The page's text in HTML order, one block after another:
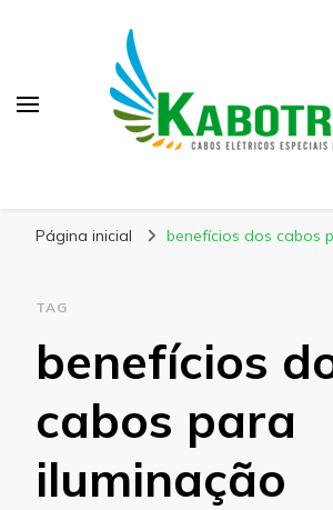
Página inicial benefícios dos cabos
TAG
benefícios
cabos para
iluminação